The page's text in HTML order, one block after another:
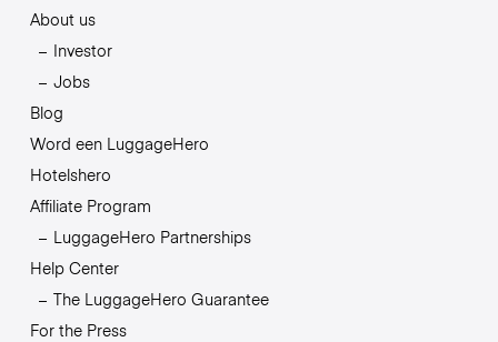
About us
Investor
Jobs
Blog
Word een LuggageHero
Hotelshero
Affiliate Program
LuggageHero Partnerships
Help Center
The LuggageHero Guarantee
For the Press